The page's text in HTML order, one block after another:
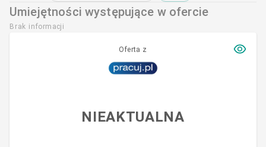
Umiejętności występujące w ofercie
Brak informacji
Oferta z
NIEAKTUALNA